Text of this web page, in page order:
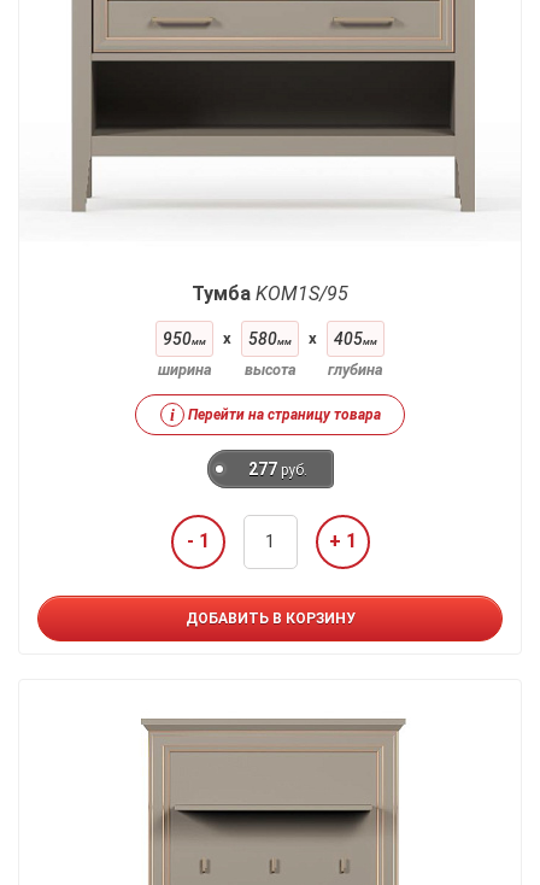
Тумба KOM1S/95
950мм
ширина
x 580мм
высота
x 405мм
глубина
i Перейти на страницу товара
277 руб.
- 1 + 1
ДОБАВИТЬ В КОРЗИНУ